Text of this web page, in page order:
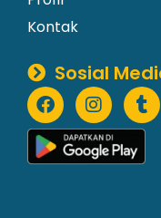
Kontak
Sosial